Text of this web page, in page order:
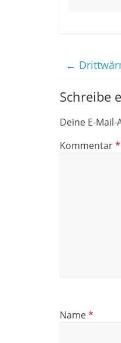
←
Schreibe
Deine E-
Kommentar*
Name*